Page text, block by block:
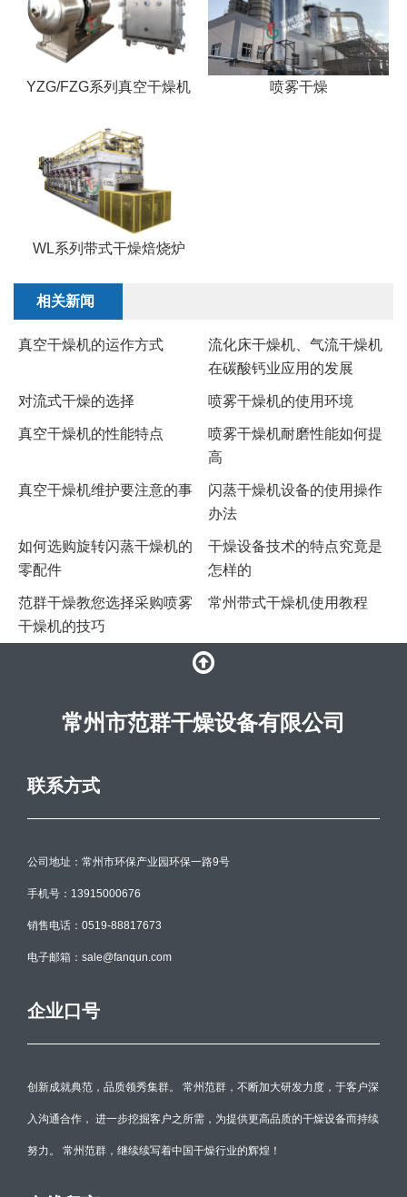
YZG/FZG系列真空干燥机 喷雾干燥
WL系列带式干燥焙烧炉
相关新闻
真空干燥机的运作方式
流化床干燥机、气流干燥机
在碳酸钙业应用的发展
对流式干燥的选择 喷雾干燥机的使用环境
真空干燥机的性能特点
喷雾干燥机耐磨性能如何提
高
真空干燥机维护要注意的事
闪蒸干燥机设备的使用操作
办法
如何选购旋转闪蒸干燥机的
零配件
干燥设备技术的特点究竟是
怎样的
范群干燥教您选择采购喷雾
干燥机的技巧
常州带式干燥机使用教程
常州市范群干燥设备有限公司
联系方式
公司地址：常州市环保产业园环保一路9号
手机号：13915000676
销售电话：0519-88817673
电子邮箱：sale@fanqun.com
企业口号
创新成就典范，品质领秀集群。 常州范群，不断加大研发力度，于客户深
入沟通合作， 进一步挖掘客户之所需，为提供更高品质的干燥设备而持续
努力。 常州范群，继续续写着中国干燥行业的辉煌！